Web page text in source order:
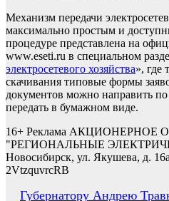
Механизм передачи
максимально простым и
процедуре представлена на
www.eseti.ru в специальном
электросетевого хозяйства», где
скачивания типовые формы
документов можно направить
передать в бумажном виде.
16+ Реклама АКЦИОНЕРНОЕ
"РЕГИОНАЛЬНЫЕ
Новосибирск, ул. Якушева, д.
2VtzquvrcRB
Навигация
Губернатору Андрею